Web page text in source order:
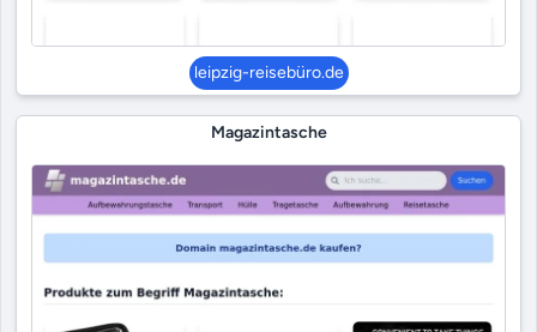
leipzig-reisebüro.de
Magazintasche